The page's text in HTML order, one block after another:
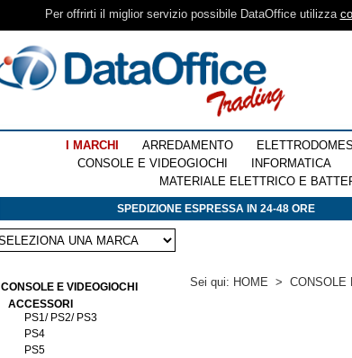
Per offrirti il miglior servizio possibile DataOffice utilizza
I MARCHI ARREDAMENTO
CONSOLE E VIDEOGIOCHI
INFORMATICA
MATERIALE ELETTRICO E
SPEDIZIONE ESPRESSA IN 24-48 ORE
CONSOLE E VIDEOGIOCHI
ACCESSORI
PS1/ PS2/ PS3
PS4
PS5
Sei qui: HOME > CONSOLE